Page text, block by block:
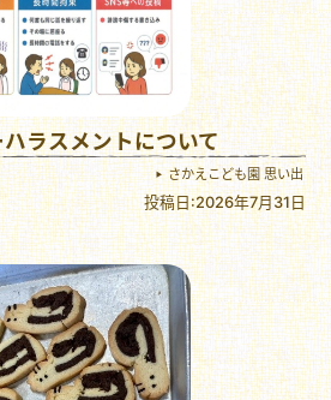
ラスメントについて
さかえこども園 思い出
投稿日:2026年7月31日